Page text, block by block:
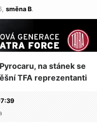
směna B.
na stánek se
TFA reprezentanti